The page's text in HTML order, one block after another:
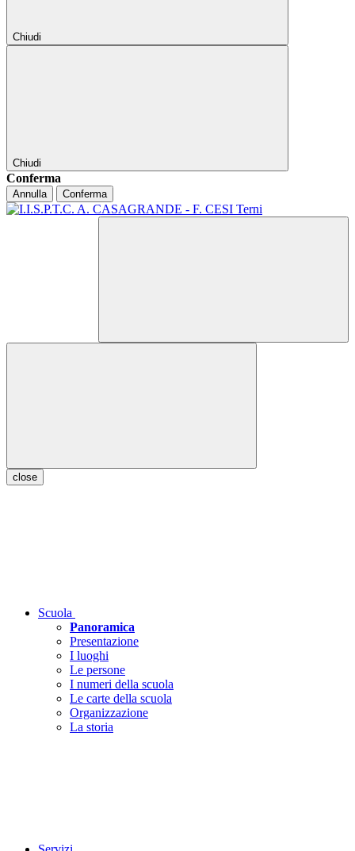
Chiudi
Chiudi
Conferma
Annulla Conferma
close
Scuola
Panoramica
Presentazione
I luoghi
Le persone
I numeri della scuola
Le carte della scuola
Organizzazione
La storia